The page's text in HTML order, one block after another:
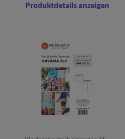
Produktdetails anzeigen